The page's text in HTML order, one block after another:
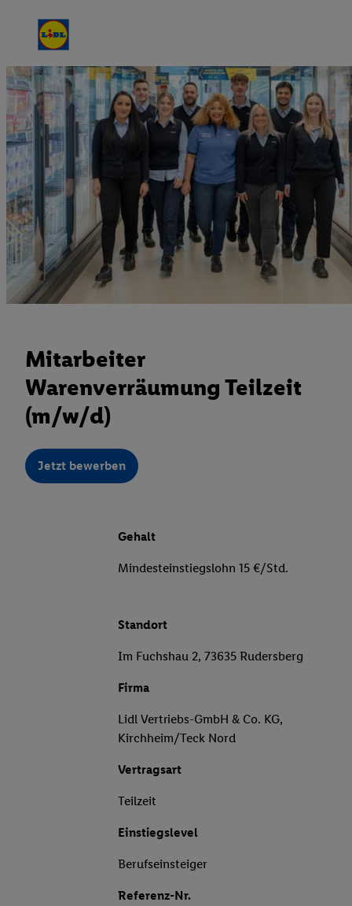
Mitarbeiter
Warenverräumung Teilzeit
(m/w/d)
Jetzt bewerben
Gehalt
Mindesteinstiegslohn 15 €/Std.
Standort
Im Fuchshau 2, 73635 Rudersberg
Firma
Lidl Vertriebs-GmbH & Co. KG,
Kirchheim/Teck Nord
Vertragsart
Teilzeit
Einstiegslevel
Berufseinsteiger
Referenz-Nr.